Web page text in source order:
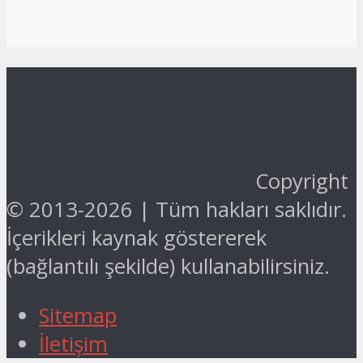
Copyright
© 2013-2026 | Tüm hakları saklıdır.
İçerikleri kaynak göstererek
(bağlantılı şekilde) kullanabilirsiniz.
Sitemap
İletişim